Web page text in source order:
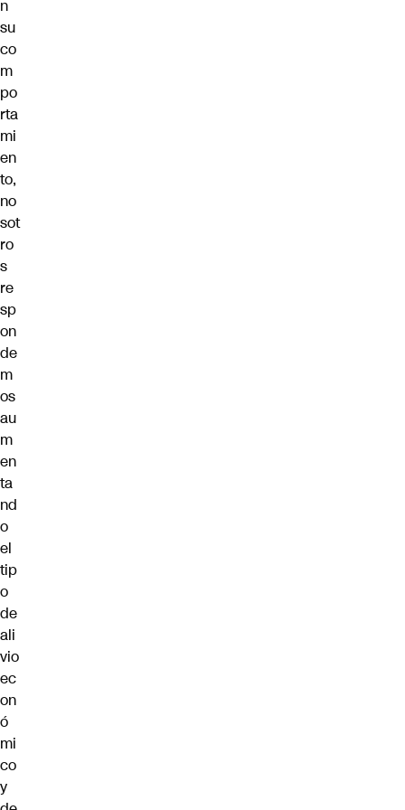
n
su
co
m
po
rta
mi
en
to,
no
sot
ro
s
re
sp
on
de
m
os
au
m
en
ta
nd
o
el
tip
o
de
ali
vio
ec
on
ó
mi
co
y